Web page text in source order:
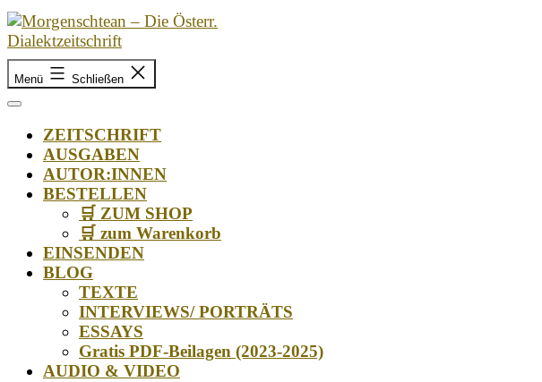
Zum
Inhalt
springen
Morgenschtean
Die
Dialektzeitschrift
Menü Schließen
ZEITSCHRIFT
AUSGABEN
AUTOR:INNEN
BESTELLEN
🛒 ZUM SHOP
🛒 zum Warenkorb
EINSENDEN
BLOG
TEXTE
INTERVIEWS/ PORTRÄTS
ESSAYS
Gratis PDF-Beilagen (2023-2025)
AUDIO & VIDEO